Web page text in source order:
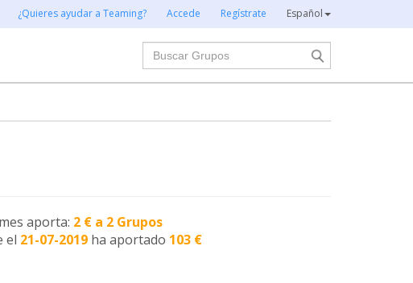
¿Quieres ayudar a Teaming? Accede Regístrate Español
Buscar
aporta: 2 € a 2 Grupos
el 21-07-2019 ha aportado 103 €